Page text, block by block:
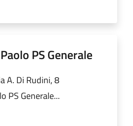
PS Generale
A. Di Rudini, 8
PS Generale...